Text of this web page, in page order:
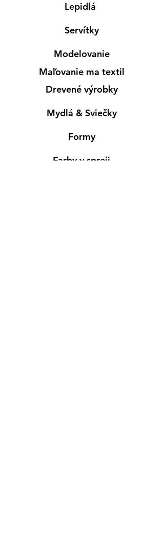
Lepidlá
Servítky
Modelovanie
Maľovanie ma textil
Drevené výrobky
Mydlá & Sviečky
Formy
Farby v spreji